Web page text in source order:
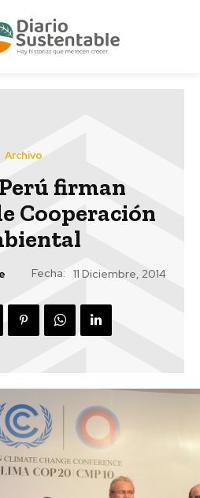
Archivo
firman
Cooperación
Fecha: 11 Diciembre, 2014